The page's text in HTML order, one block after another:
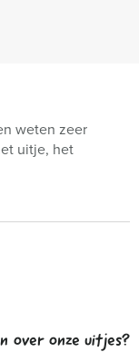
weten zeer
uitje, het
over onze uitjes?